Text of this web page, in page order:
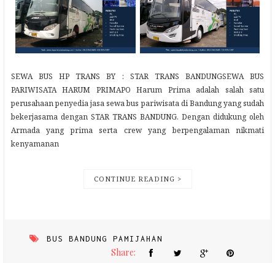
SEWA BUS HP TRANS BY : STAR TRANS BANDUNGSEWA BUS
PARIWISATA HARUM PRIMAPO Harum Prima adalah salah satu
perusahaan penyedia jasa sewa bus pariwisata di Bandung yang sudah
bekerjasama dengan STAR TRANS BANDUNG. Dengan didukung oleh
Armada yang prima serta crew yang berpengalaman nikmati
kenyamanan
CONTINUE READING >
BUS BANDUNG PAMIJAHAN
Share: